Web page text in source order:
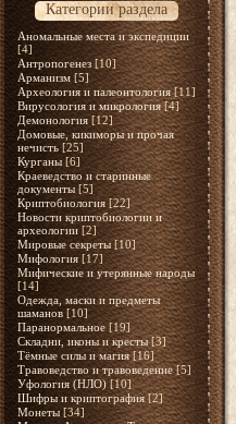
Категории раздела
Аномальные места и экспедиции
[4]
Антропогенез [10]
Арманизм [5]
Археология и палеонтология [11]
Вирусология и микрология [4]
Демонология [12]
Домовые, кикиморы и прочая
нечисть [25]
Курганы [6]
Краеведство и старинные
документы [5]
Криптобиология [22]
Новости криптобиологии и
археологии [2]
Мировые секреты [10]
Мифология [17]
Мифические и утерянные народы
[14]
Одежда, маски и предметы
шаманов [10]
Паранормальное [19]
Складни, иконы и кресты [3]
Тёмные силы и магия [16]
Травоведство и травоведение [5]
Уфология (НЛО) [10]
Шифры и криптография [2]
Монеты [34]